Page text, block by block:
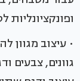
ופונקציונליות
• עיצוב מגוון
גוונים, צבעים